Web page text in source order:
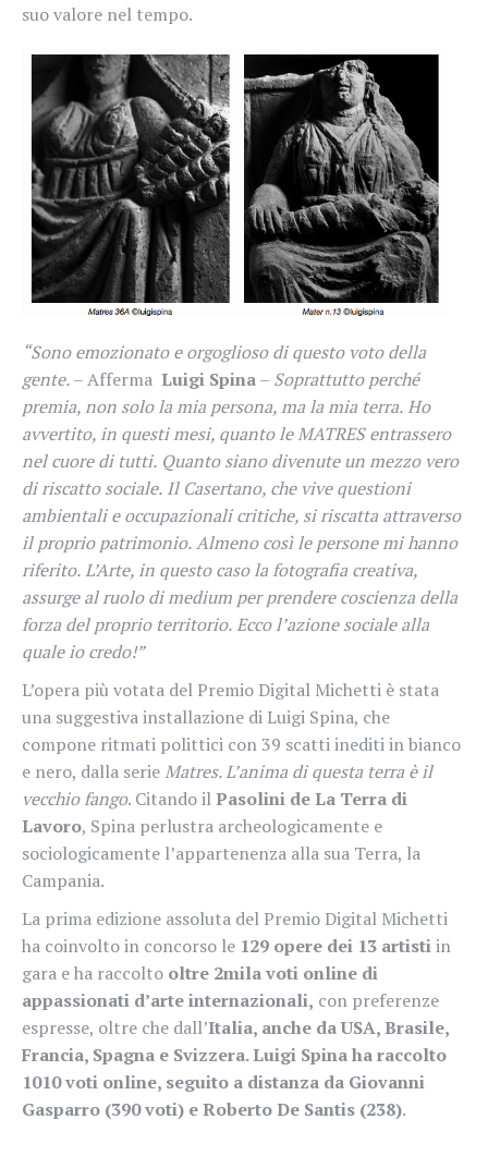
suo valore nel tempo.
“Sono emozionato e orgoglioso di questo voto della
gente.– Afferma Luigi Spina– Soprattutto perché
premia, non solo la mia persona, ma la mia terra.Ho
avvertito, in questi mesi, quanto le MATRES entrassero
nel cuore di tutti. Quanto siano divenute un mezzo vero
di riscatto sociale. Il Casertano, che vive questioni
ambientali e occupazionali critiche, si riscatta attraverso
il proprio patrimonio.Almeno così le persone mi hanno
riferito.L’Arte, in questo caso la fotografia creativa,
assurge al ruolo di medium per prendere coscienza della
forza del proprio territorio.Ecco l’azione sociale alla
quale io credo!”
L’opera più votata del Premio Digital Michetti è stata
una suggestiva installazione di Luigi Spina, che
compone ritmati polittici con 39 scatti inediti in bianco
e nero, dalla serieMatres. L’anima di questa terra è il
vecchio fango. Citando ilPasolini de La Terra di
Lavoro, Spina perlustra archeologicamente e
sociologicamente l’appartenenza alla sua Terra, la
Campania.
La prima edizione assoluta del Premio Digital Michetti
ha coinvolto in concorso le 129 opere dei 13 artistiin
gara e ha raccolto oltre 2mila voti online di
appassionati d’arte internazionali, con preferenze
espresse, oltre che dall’Italia, anche da USA, Brasile,
Francia, Spagna e Svizzera. Luigi Spina ha raccolto
1010 voti online, seguito a distanza da Giovanni
Gasparro (390 voti) e Roberto De Santis (238).